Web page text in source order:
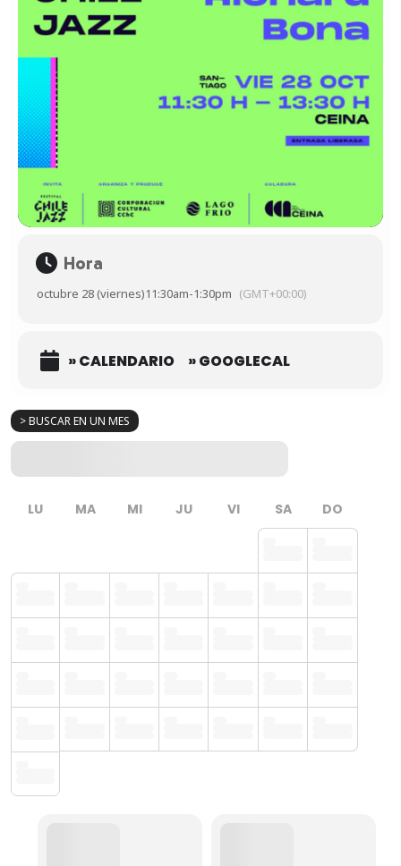
> BUSCAR EN UN MES
LU MA MI JU VI SA DO
Hora
octubre 28 (viernes)11:30am-1:30pm (GMT+00:00)
» CALENDARIO » GOOGLECAL